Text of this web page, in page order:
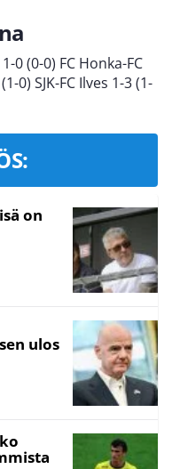
0 (0-0) FC Honka-FC
0) SJK-FC Ilves 1-3 (1-
on
ulos